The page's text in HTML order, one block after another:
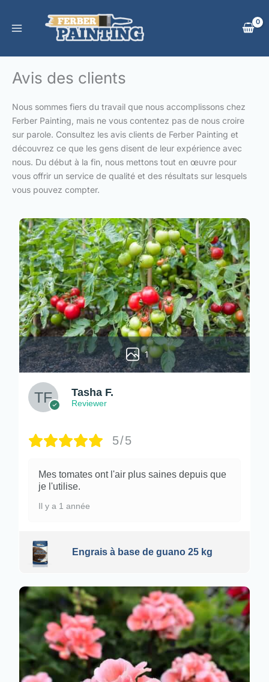
contenu
Avis des clients
Nous sommes fiers du travail que nous accomplissons chez
Ferber Painting, mais ne vous contentez pas de nous croire
sur parole. Consultez les avis clients de Ferber Painting et
découvrez ce que les gens disent de leur expérience avec
nous. Du début à la fin, nous mettons tout en œuvre pour
vous offrir un service de qualité et des résultats sur lesquels
vous pouvez compter.
1
Tasha F.
Reviewer
5/5
Mes tomates ont l'air plus saines depuis que
je l'utilise.
Il y a 1 année
Engrais à base de guano 25 kg